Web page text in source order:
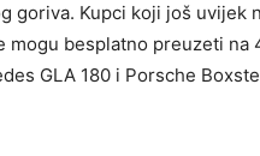
goriva. Kupci koji još uvijek
besplatno preuzeti na
GLA 180 i Porsche